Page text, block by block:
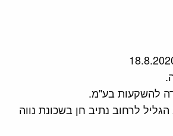
להשקעות בע"מ.
לרחוב נתיב חן בשכונת נווה